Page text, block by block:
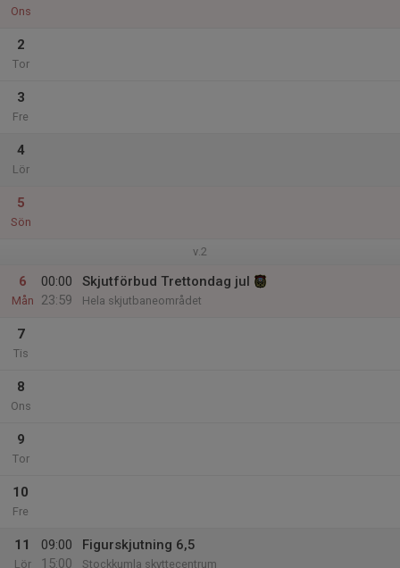
Ons
2
Tor
3
Fre
4
Lör
5
Sön
v.2
6
Mån
00:00
23:59
Skjutförbud Trettondag jul
Hela skjutbaneområdet
7
Tis
8
Ons
9
Tor
10
Fre
11
Lör
09:00
15:00
Figurskjutning 6,5
Stockkumla skyttecentrum